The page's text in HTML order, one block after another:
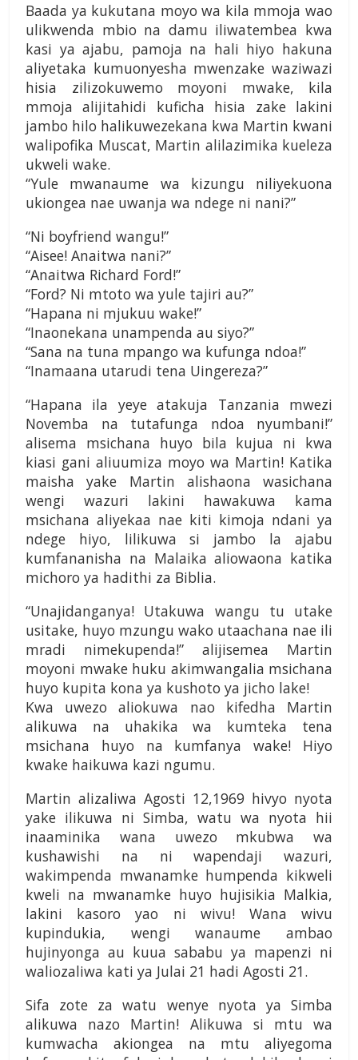
Baada ya kukutana moyo wa kila mmoja wao
ulikwenda mbio na damu iliwatembea kwa
kasi ya ajabu, pamoja na hali hiyo hakuna
aliyetaka kumuonyesha mwenzake waziwazi
hisia zilizokuwemo moyoni mwake, kila
mmoja alijitahidi kuficha hisia zake lakini
jambo hilo halikuwezekana kwa Martin kwani
walipofika Muscat, Martin alilazimika kueleza
ukweli wake.
“Yule mwanaume wa kizungu niliyekuona
ukiongea nae uwanja wa ndege ni nani?”
“Ni boyfriend wangu!”
“Aisee! Anaitwa nani?”
“Anaitwa Richard Ford!”
“Ford? Ni mtoto wa yule tajiri au?”
“Hapana ni mjukuu wake!”
“Inaonekana unampenda au siyo?”
“Sana na tuna mpango wa kufunga ndoa!”
“Inamaana utarudi tena Uingereza?”
“Hapana ila yeye atakuja Tanzania mwezi
Novemba na tutafunga ndoa nyumbani!”
alisema msichana huyo bila kujua ni kwa
kiasi gani aliuumiza moyo wa Martin! Katika
maisha yake Martin alishaona wasichana
wengi wazuri lakini hawakuwa kama
msichana aliyekaa nae kiti kimoja ndani ya
ndege hiyo, lilikuwa si jambo la ajabu
kumfananisha na Malaika aliowaona katika
michoro ya hadithi za Biblia.
“Unajidanganya! Utakuwa wangu tu utake
usitake, huyo mzungu wako utaachana nae ili
mradi nimekupenda!” alijisemea Martin
moyoni mwake huku akimwangalia msichana
huyo kupita kona ya kushoto ya jicho lake!
Kwa uwezo aliokuwa nao kifedha Martin
alikuwa na uhakika wa kumteka tena
msichana huyo na kumfanya wake! Hiyo
kwake haikuwa kazi ngumu.
Martin alizaliwa Agosti 12,1969 hivyo nyota
yake ilikuwa ni Simba, watu wa nyota hii
inaaminika wana uwezo mkubwa wa
kushawishi na ni wapendaji wazuri,
wakimpenda mwanamke humpenda kikweli
kweli na mwanamke huyo hujisikia Malkia,
lakini kasoro yao ni wivu! Wana wivu
kupindukia, wengi wanaume ambao
hujinyonga au kuua sababu ya mapenzi ni
waliozaliwa kati ya Julai 21 hadi Agosti 21.
Sifa zote za watu wenye nyota ya Simba
alikuwa nazo Martin! Alikuwa si mtu wa
kumwacha akiongea na mtu aliyegoma